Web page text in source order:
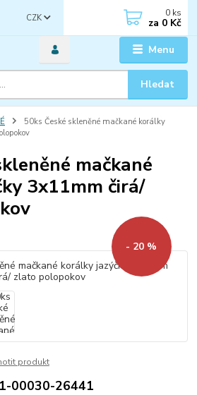
Menu
CZK
Hledat
0 ks
za 0 Kč
50ks České skleněné mačkané korálky
mačkané
3x11mm čirá/
- 20 %
produkt
00030-26441